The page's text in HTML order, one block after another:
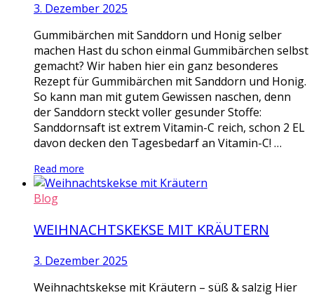
3. Dezember 2025
Gummibärchen mit Sanddorn und Honig selber
machen Hast du schon einmal Gummibärchen selbst
gemacht? Wir haben hier ein ganz besonderes
Rezept für Gummibärchen mit Sanddorn und Honig.
So kann man mit gutem Gewissen naschen, denn
der Sanddorn steckt voller gesunder Stoffe:
Sanddornsaft ist extrem Vitamin-C reich, schon 2 EL
davon decken den Tagesbedarf an Vitamin-C! …
Read more
Blog
WEIHNACHTSKEKSE MIT KRÄUTERN
3. Dezember 2025
Weihnachtskekse mit Kräutern – süß & salzig Hier